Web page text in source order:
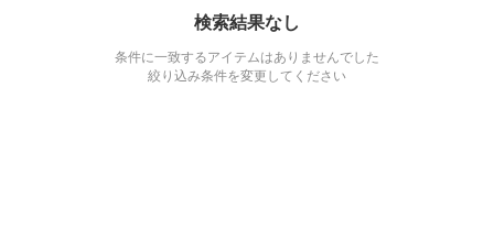
検索結果なし
条件に一致するアイテムはありませんでした
絞り込み条件を変更してください